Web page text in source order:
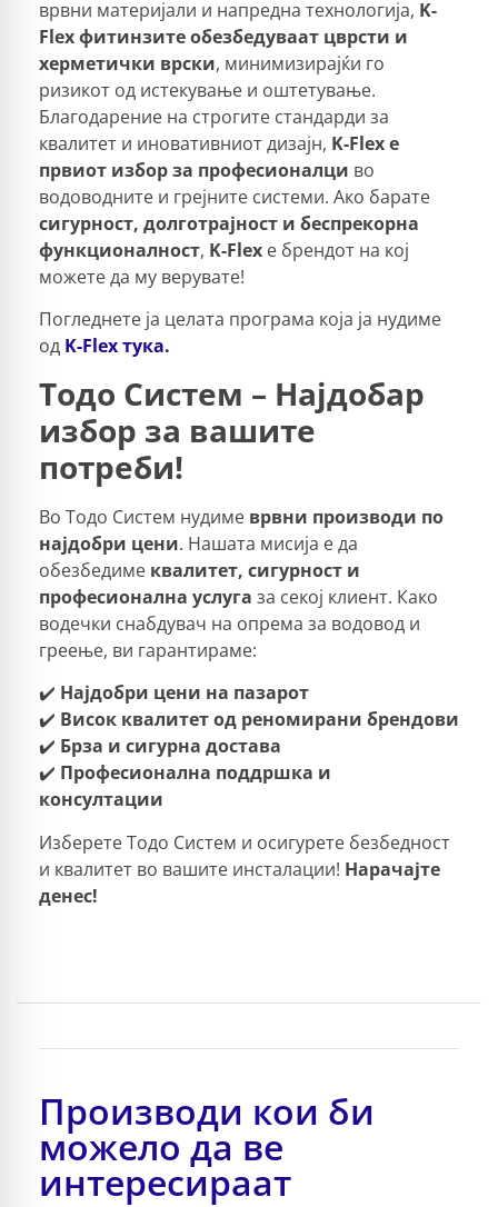
врвни материјали и напредна технологија, K-
Flex фитинзите обезбедуваат цврсти и
херметички врски, минимизирајќи го
ризикот од истекување и оштетување.
Благодарение на строгите стандарди за
квалитет и иновативниот дизајн, K-Flex е
првиот избор за професионалци во
водоводните и грејните системи. Ако барате
сигурност, долготрајност и беспрекорна
функционалност, K-Flex е брендот на кој
можете да му верувате!
Погледнете ја целата програма која ја нудиме
од K-Flex тука.
Тодо Систем – Најдобар
избор за вашите
потреби!
Во Тодо Систем нудиме врвни производи по
најдобри цени. Нашата мисија е да
обезбедиме квалитет, сигурност и
професионална услуга за секој клиент. Како
водечки снабдувач на опрема за водовод и
греење, ви гарантираме:
✔️ Најдобри цени на пазарот
✔️ Висок квалитет од реномирани брендови
✔️ Брза и сигурна достава
✔️ Професионална поддршка и
консултации
Изберете Тодо Систем и осигурете безбедност
и квалитет во вашите инсталации! Нарачајте
денес!
Производи кои би
можело да ве
интересираат